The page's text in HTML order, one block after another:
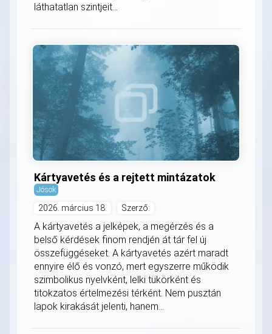
láthatatlan szintjeit...
Kártyavetés és a rejtett mintázatok
Jósok
2026. március 18. Szerző:
A kártyavetés a jelképek, a megérzés és a
belső kérdések finom rendjén át tár fel új
összefüggéseket. A kártyavetés azért maradt
ennyire élő és vonzó, mert egyszerre működik
szimbolikus nyelvként, lelki tükörként és
titokzatos értelmezési térként. Nem pusztán
lapok kirakását jelenti, hanem...